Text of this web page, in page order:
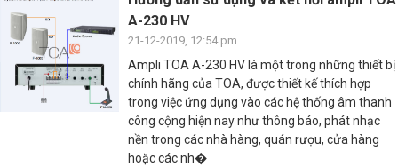
A-230 HV
21-12-2019, 12:54 pm
Ampli TOA A-230 HV là một trong những thiết bị
chính hãng của TOA, được thiết kế thích hợp
trong việc ứng dụng vào các hệ thống âm thanh
công cộng hiện nay như thông báo, phát nhạc
nền trong các nhà hàng, quán rượu, cửa hàng
hoặc các nh�